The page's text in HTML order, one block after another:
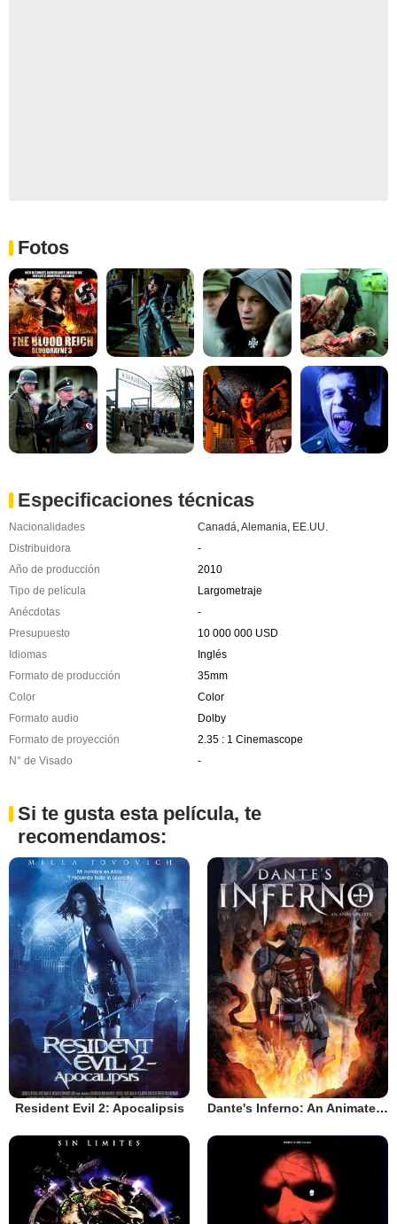
Fotos
Especificaciones técnicas
Nacionalidades Canadá,Alemania, EE.UU.
Distribuidora
-
Año de producción
2010
Tipo de película
Largometraje
Anécdotas
-
Presupuesto
10 000 000 USD
Idiomas
Inglés
Formato de producción
35mm
Color
Color
Formato audio
Dolby
Formato de proyección
2.35 : 1 Cinemascope
N° de Visado
-
Si te gusta esta película, te
recomendamos:
Resident Evil 2: Apocalipsis Dante's Inferno: An Animated Epic